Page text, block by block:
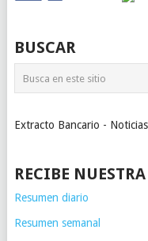
BUSCAR
Extracto Bancario -
RECIBE
Resumen diario
Resumen semanal